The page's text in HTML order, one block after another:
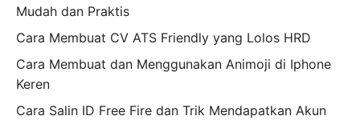
Mudah dan Praktis
Cara Membuat CV ATS Friendly yang Lolos HRD
Cara Membuat dan Menggunakan Animoji di Iphone
Keren
Cara Salin ID Free Fire dan Trik Mendapatkan Akun